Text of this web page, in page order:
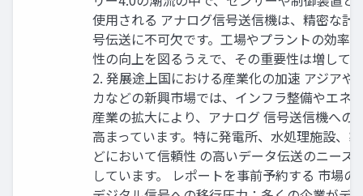
使用される アナログ信号送信機は、精密な計
号伝送に不可欠です。工場やプラントの効率
性の向上を図るうえで、その重要性は増して
2. 発展途上国における産業化の加速 アジアや
カなどの新興市場では、インフラ整備やエネ
産業の拡大により、アナログ 信号送信機への
高まっています。特に発電所、水処理施設、
どにおいて信頼性 の高いデータ伝送のニーズ
しています。 レポートを事前予約する 市場